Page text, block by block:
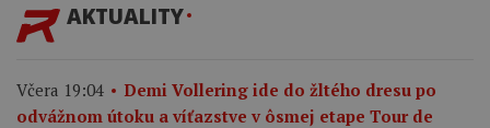
AKTUALITY
Včera 19:04
Demi Vollering ide do žltého dresu po
odvážnom útoku a víťazstve v ôsmej etape Tour de